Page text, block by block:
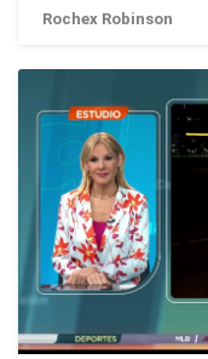
Rochex Robinson